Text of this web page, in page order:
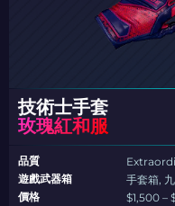
技術士手套
玫瑰紅和服
品質
遊戲武器箱
手套箱,
價格
$1,500 –